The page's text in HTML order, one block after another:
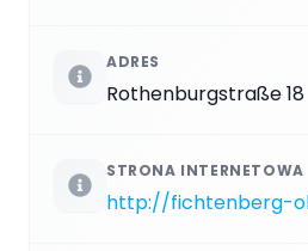
ADRES
Rothenburgstraße 18
STRONA INTERNETOWA
http://fichtenberg-